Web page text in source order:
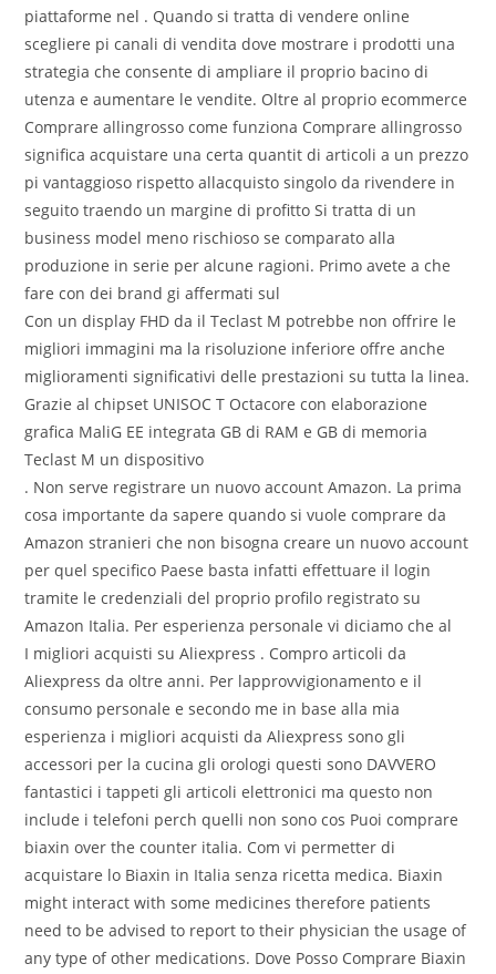
piattaforme nel . Quando si tratta di vendere online
scegliere pi canali di vendita dove mostrare i prodotti una
strategia che consente di ampliare il proprio bacino di
utenza e aumentare le vendite. Oltre al proprio ecommerce
Comprare allingrosso come funziona Comprare allingrosso
significa acquistare una certa quantit di articoli a un prezzo
pi vantaggioso rispetto allacquisto singolo da rivendere in
seguito traendo un margine di profitto Si tratta di un
business model meno rischioso se comparato alla
produzione in serie per alcune ragioni. Primo avete a che
fare con dei brand gi affermati sul
Con un display FHD da il Teclast M potrebbe non offrire le
migliori immagini ma la risoluzione inferiore offre anche
miglioramenti significativi delle prestazioni su tutta la linea.
Grazie al chipset UNISOC T Octacore con elaborazione
grafica MaliG EE integrata GB di RAM e GB di memoria
Teclast M un dispositivo
. Non serve registrare un nuovo account Amazon. La prima
cosa importante da sapere quando si vuole comprare da
Amazon stranieri che non bisogna creare un nuovo account
per quel specifico Paese basta infatti effettuare il login
tramite le credenziali del proprio profilo registrato su
Amazon Italia. Per esperienza personale vi diciamo che al
I migliori acquisti su Aliexpress . Compro articoli da
Aliexpress da oltre anni. Per lapprovvigionamento e il
consumo personale e secondo me in base alla mia
esperienza i migliori acquisti da Aliexpress sono gli
accessori per la cucina gli orologi questi sono DAVVERO
fantastici i tappeti gli articoli elettronici ma questo non
include i telefoni perch quelli non sono cos Puoi comprare
biaxin over the counter italia. Com vi permetter di
acquistare lo Biaxin in Italia senza ricetta medica. Biaxin
might interact with some medicines therefore patients
need to be advised to report to their physician the usage of
any type of other medications. Dove Posso Comprare Biaxin